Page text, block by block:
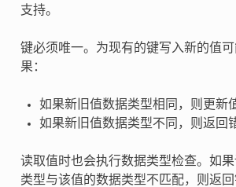
支持。
键必须唯一。为现有的键写入新的值
果：
如果新旧值数据类型相同，则更新
如果新旧值数据类型不同，则返回
读取值时也会执行数据类型检查。如
类型与该值的数据类型不匹配，则返回